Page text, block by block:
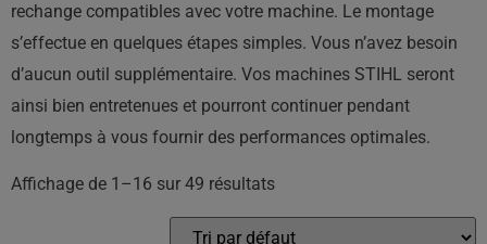
rechange compatibles avec votre machine. Le montage
s’effectue en quelques étapes simples. Vous n’avez besoin
d’aucun outil supplémentaire. Vos machines STIHL seront
ainsi bien entretenues et pourront continuer pendant
longtemps à vous fournir des performances optimales.
Affichage de 1–16 sur 49 résultats